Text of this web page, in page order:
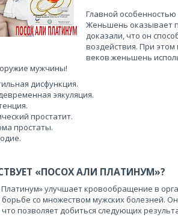
Главной
Женьшень оказывает
доказали, что он
воздействия. При
веков женьшень
мужчины!
дисфункция.
эякуляция.
простатит.
простаты.
«ПОСОХ АЛИ ПЛАТИНУМ»?
Платинум» улучшает кровообращение в
со множеством мужских болезней.
позволяет добиться следующих